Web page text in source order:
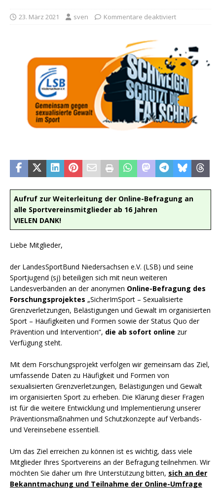
23. März 2021 sven Kommentare deaktiviert
Aufruf zur Weiterleitung der Online-Befragung an
alle Sportvereinsmitglieder ab 16 Jahren
VIELEN DANK!
Liebe Mitglieder,
der LandesSportBund Niedersachsen e.V. (LSB) und seine
Sportjugend (sj) beteiligen sich mit neun weiteren
Landesverbänden an der anonymen Online-Befragung des
Forschungsprojektes „SicherImSport – Sexualisierte
Grenzverletzungen, Belästigungen und Gewalt im organisierten
Sport – Häufigkeiten und Formen sowie der Status Quo der
Prävention und Intervention“, die ab sofort online zur
Verfügung steht.
Mit dem Forschungsprojekt verfolgen wir gemeinsam das Ziel,
umfassende Daten zu Häufigkeit und Formen von
sexualisierten Grenzverletzungen, Belästigungen und Gewalt
im organisierten Sport zu erheben. Die Klärung dieser Fragen
ist für die weitere Entwicklung und Implementierung unserer
Präventionsmaßnahmen und Schutzkonzepte auf Verbands-
und Vereinsebene essentiell.
Um das Ziel erreichen zu können ist es wichtig, dass viele
Mitglieder Ihres Sportvereins an der Befragung teilnehmen. Wir
möchten Sie daher um Ihre Unterstützung bitten, sich an der
Bekanntmachung und Teilnahme der Online-Umfrage